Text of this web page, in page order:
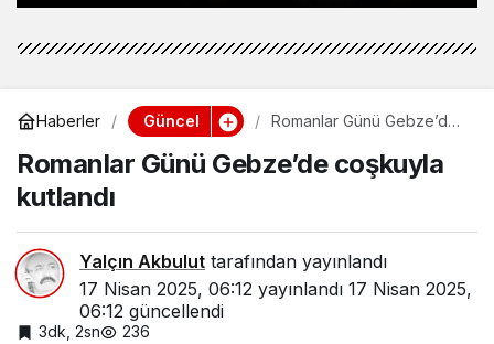
Haberler Güncel
Romanlar Günü Gebze’de
Romanlar Günü Gebze’de coşkuyla
kutlandı
Yalçın Akbulut tarafından yayınlandı
17 Nisan 2025, 06:12 yayınlandı 17 Nisan 2025,
06:12 güncellendi
3dk, 2sn 236